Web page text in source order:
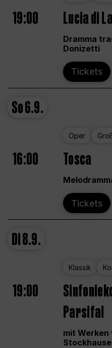
19:00 Lucia di
Dramma
Donizetti
Tickets
So6.9.
Oper
16:00 Tosca
Tickets
Di8.9.
Klassik
19:00
Parsifal
mit Werken